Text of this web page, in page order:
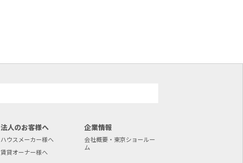
法人のお客様へ
ハウスメーカー様へ
賃貸オーナー様へ
企業情報
会社概要・東京ショールー
ム